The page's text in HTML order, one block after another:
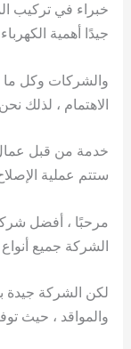
خبراء في تركيب
جيدًا أهمية
والشركات وكل ما
الاهتمام ، لذلك
خدمة من قبل عمال
ستتم عملية
مرحبًا ، أفضل
الشركة جميع أنواع
لكن الشركة جيدة
والمواقد ، حيث